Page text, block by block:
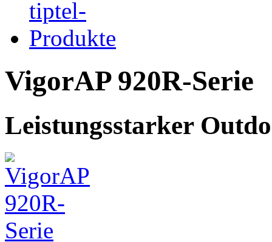
VigorAP 920R-Serie
Leistungsstarker